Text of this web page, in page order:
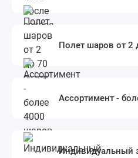
Полет шаров от 2
Ассортимент -
Индивидуальный